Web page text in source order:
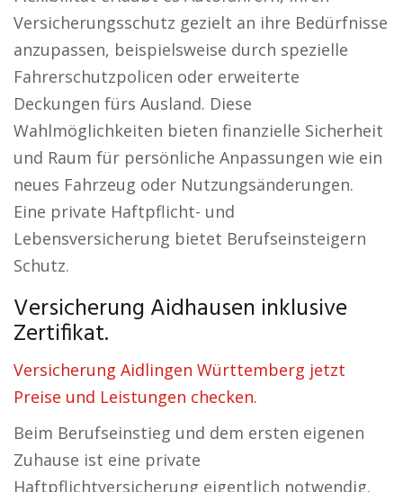
Versicherungsschutz gezielt an ihre Bedürfnisse
anzupassen, beispielsweise durch spezielle
Fahrerschutzpolicen oder erweiterte
Deckungen fürs Ausland. Diese
Wahlmöglichkeiten bieten finanzielle Sicherheit
und Raum für persönliche Anpassungen wie ein
neues Fahrzeug oder Nutzungsänderungen.
Eine private Haftpflicht- und
Lebensversicherung bietet Berufseinsteigern
Schutz.
Versicherung Aidhausen inklusive
Zertifikat.
Versicherung Aidlingen Württemberg jetzt
Preise und Leistungen checken.
Beim Berufseinstieg und dem ersten eigenen
Zuhause ist eine private
Haftpflichtversicherung eigentlich notwendig.